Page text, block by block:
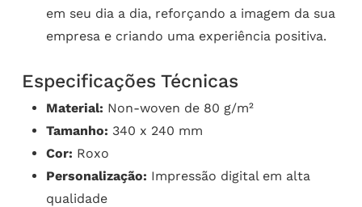
em seu dia a dia, reforçando a imagem da sua
empresa e criando uma experiência positiva.
Especificações Técnicas
Material: Non-woven de 80 g/m²
Tamanho: 340 x 240 mm
Cor: Roxo
Personalização: Impressão digital em alta
qualidade